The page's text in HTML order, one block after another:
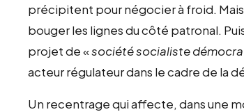
précipitent pour négocier à froid.
bouger les lignes du côté patronal.
projet de «société socialiste
acteur régulateur dans le cadre de la
Un recentrage qui affecte, dans une